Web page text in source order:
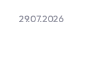
29.07.2026